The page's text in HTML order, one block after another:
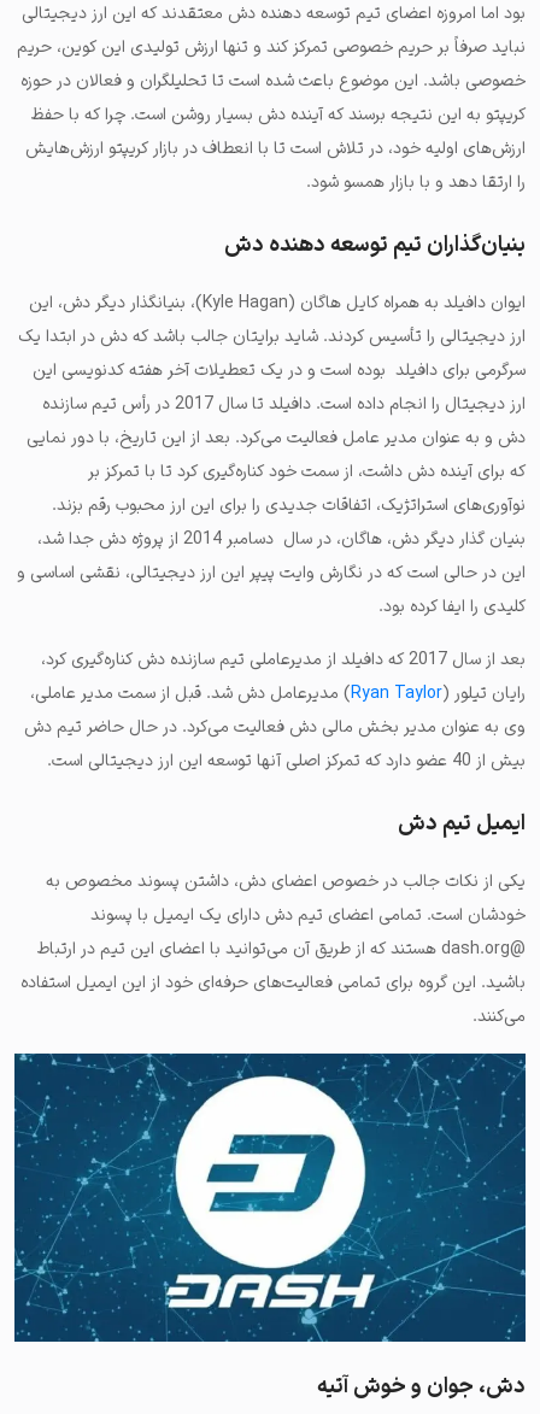
بود اما امروزه اعضای تیم توسعه دهنده دش معتقدند که این ارز دیجیتالی
نباید صرفاً بر حریم خصوصی تمرکز کند و تنها ارزش تولیدی این کوین، حریم
خصوصی باشد. این موضوع باعث شده است تا تحلیلگران و فعالان در حوزه
کریپتو به این نتیجه برسند که آینده دش بسیار روشن است. چرا که با حفظ
ارزش‌های اولیه خود، در تلاش است تا با انعطاف در بازار کریپتو ارزش‌هایش
را ارتقا دهد و با بازار همسو شود.
بنیان‌گذاران تیم توسعه دهنده دش
ایوان دافیلد به همراه کایل هاگان (Kyle Hagan)، بنیانگذار دیگر دش، این
ارز دیجیتالی را تأسیس کردند. شاید برایتان جالب باشد که دش در ابتدا یک
سرگرمی برای دافیلد بوده است و در یک تعطیلات آخر هفته کدنویسی‌ این
ارز دیجیتال را انجام داده است. دافیلد تا سال 2017 در رأس تیم سازنده
دش و به عنوان مدیر عامل فعالیت می‌کرد. بعد از این تاریخ، با دور نمایی
که برای آینده دش داشت، از سمت خود کناره‌گیری کرد تا با تمرکز بر
نوآوری‌های استراتژیک، اتفاقات جدیدی را برای این ارز محبوب رقم بزند.
بنیان گذار دیگر دش، هاگان، در سال دسامبر 2014 از پروژه دش جدا شد،
این در حالی است که در نگارش وایت پیپر این ارز دیجیتالی، نقشی اساسی و
کلیدی را ایفا کرده بود.
بعد از سال 2017 که دافیلد از مدیرعاملی تیم سازنده دش کناره‌گیری کرد،
رایان تیلور (Ryan Taylor) مدیرعامل دش شد. قبل از سمت مدیر عاملی،
وی به عنوان مدیر بخش مالی دش فعالیت می‌کرد. در حال حاضر تیم دش
بیش از 40 عضو دارد که تمرکز اصلی ‌آنها توسعه این ارز دیجیتالی است.
ایمیل تیم دش
یکی از نکات جالب در خصوص اعضای دش، داشتن پسوند مخصوص به
خودشان است. تمامی اعضای تیم دش دارای یک ایمیل با پسوند
@dash.org هستند که از طریق آن‌ می‌توانید با اعضای این تیم در ارتباط
باشید. این گروه برای تمامی فعالیت‌های حرفه‌ای خود از این ایمیل استفاده
می‌کنند.
دش، جوان و خوش آتیه